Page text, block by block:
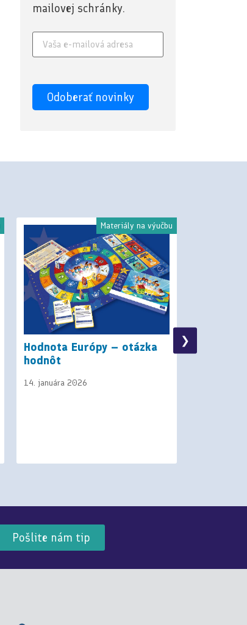
mailovej schránky.
Materiály na výučbu
Hodnota Európy – otázka
hodnôt
14. januára 2026
❯
Pošlite nám tip